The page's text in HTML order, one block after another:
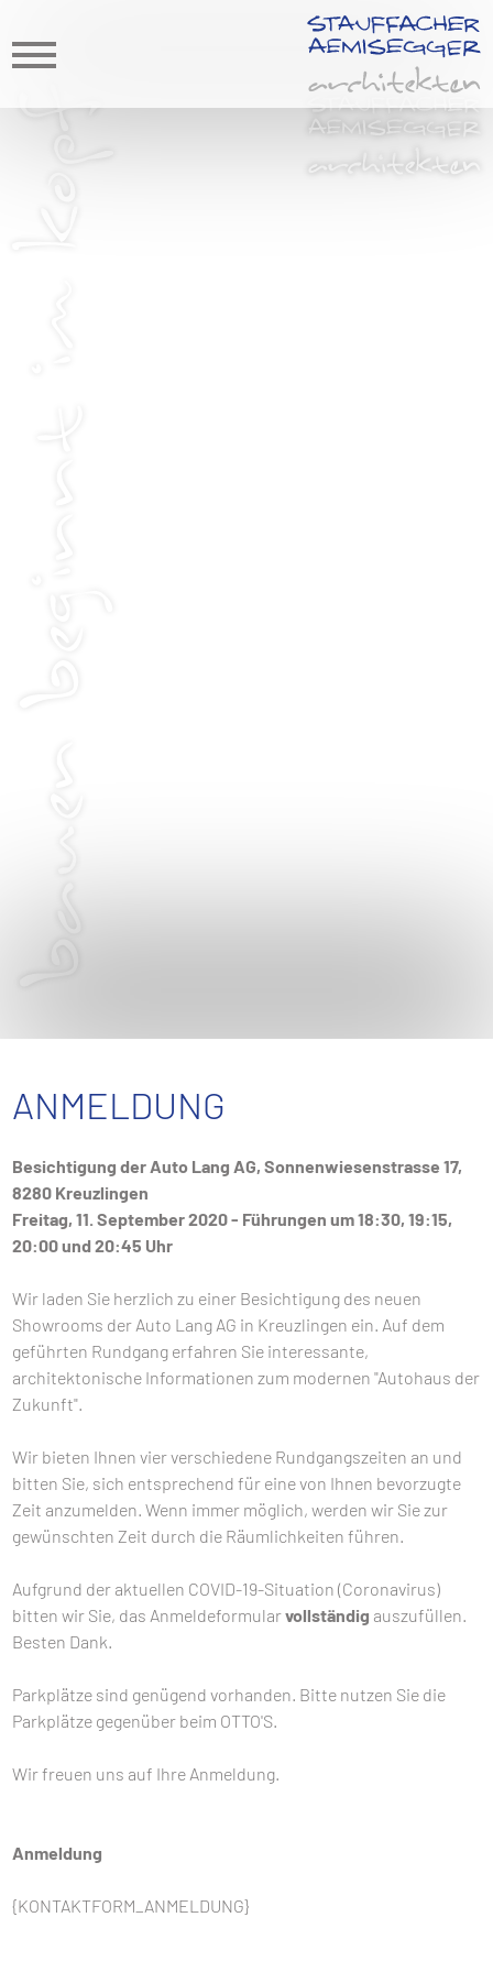
ANMELDUNG
Besichtigung der Auto Lang AG, Sonnenwiesenstrasse 17,
8280 Kreuzlingen
Freitag, 11. September 2020 - Führungen um 18:30, 19:15,
20:00 und 20:45 Uhr
Wir laden Sie herzlich zu einer Besichtigung des neuen
Showrooms der Auto Lang AG in Kreuzlingen ein. Auf dem
geführten Rundgang erfahren Sie interessante,
architektonische Informationen zum modernen "Autohaus der
Zukunft".
Wir bieten Ihnen vier verschiedene Rundgangszeiten an und
bitten Sie, sich entsprechend für eine von Ihnen bevorzugte
Zeit anzumelden. Wenn immer möglich, werden wir Sie zur
gewünschten Zeit durch die Räumlichkeiten führen.
Aufgrund der aktuellen COVID-19-Situation (Coronavirus)
bitten wir Sie, das Anmeldeformularvollständig auszufüllen.
Besten Dank.
Parkplätze sind genügend vorhanden. Bitte nutzen Sie die
Parkplätze gegenüber beim OTTO'S.
Wir freuen uns auf Ihre Anmeldung.
Anmeldung
{KONTAKTFORM_ANMELDUNG}